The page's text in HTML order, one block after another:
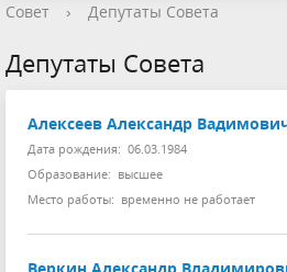
Совет › Депутаты Совета
Депутаты Совета
Алексеев Александр
Дата рождения: 06.03.1984
Образование: высшее
Место работы: временно не работает